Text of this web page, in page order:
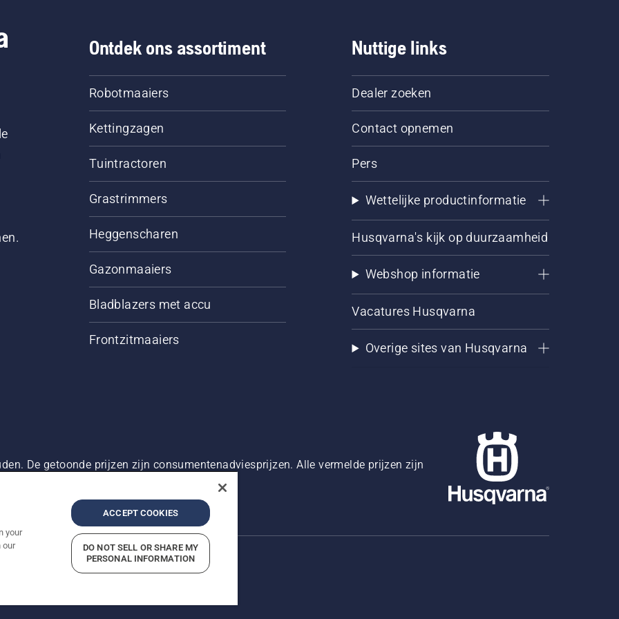
Ontdek ons assortiment
Robotmaaiers
Kettingzagen
Tuintractoren
Grastrimmers
Heggenscharen
Gazonmaaiers
Bladblazers met accu
Frontzitmaaiers
Nuttige links
Dealer zoeken
Contact opnemen
Pers
Wettelijke productinformatie
Husqvarna's kijk op duurzaamheid
Webshop informatie
Vacatures Husqvarna
Overige sites van Husqvarna
De getoonde prijzen zijn consumentenadviesprijzen. Alle vermelde prijzen zijn
Meld vermoedelijke schendingen
your
our
ACCEPT COOKIES
DO NOT SELL OR SHARE MY
PERSONAL INFORMATION